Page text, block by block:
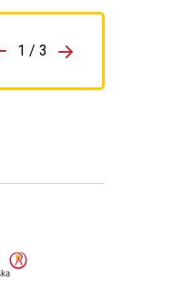
1 / 3
Przejdź do